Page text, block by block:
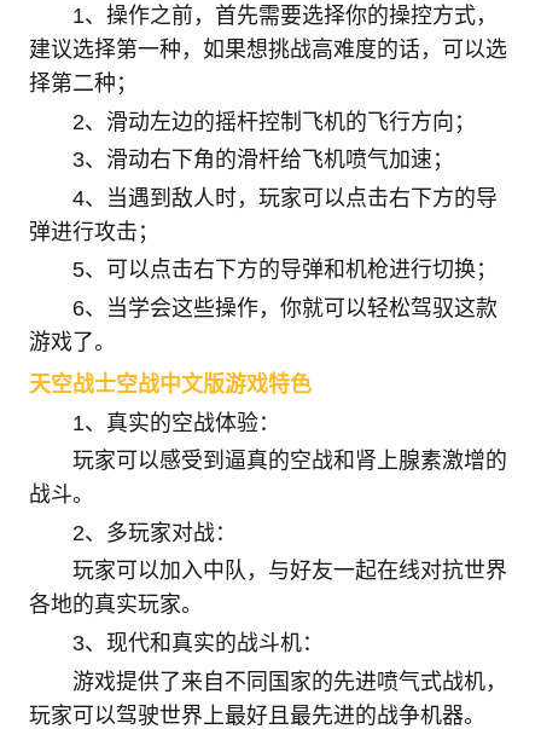
1、操作之前，首先需要选择你的操控方式，
建议选择第一种，如果想挑战高难度的话，可以选
择第二种；
2、滑动左边的摇杆控制飞机的飞行方向；
3、滑动右下角的滑杆给飞机喷气加速；
4、当遇到敌人时，玩家可以点击右下方的导
弹进行攻击；
5、可以点击右下方的导弹和机枪进行切换；
6、当学会这些操作，你就可以轻松驾驭这款
游戏了。
天空战士空战中文版游戏特色
1、真实的空战体验：
玩家可以感受到逼真的空战和肾上腺素激增的
战斗。
2、多玩家对战：
玩家可以加入中队，与好友一起在线对抗世界
各地的真实玩家。
3、现代和真实的战斗机：
游戏提供了来自不同国家的先进喷气式战机，
玩家可以驾驶世界上最好且最先进的战争机器。